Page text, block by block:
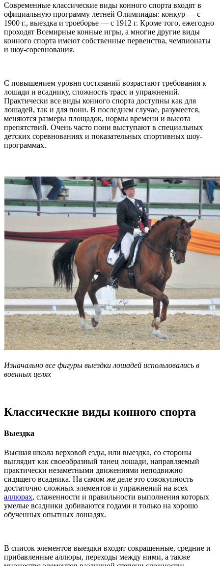
Современные классические виды конного спорта входят в
официальную программу летней Олимпиады: конкур — с
1900 г., выездка и троеборье — с 1912 г. Кроме того, ежегодно
проходят Всемирные конные игры, а многие другие виды
конного спорта имеют собственные первенства, чемпионаты
и шоу-соревнования.
С повышением уровня состязаний возрастают требования к
лошади и всаднику, сложность трасс и упражнений.
Практически все виды конного спорта доступны как для
лошадей, так и для пони. В последнем случае, разумеется,
меняются размеры площадок, нормы времени и высота
препятствий. Очень часто пони выступают в специальных
детских соревнованиях и показательных спортивных шоу-
программах.
Изначально все фигуры выездки лошадей использовались в
военных целях
Классические виды конного спорта
Выездка
Высшая школа верховой езды, или выездка, со стороны
выглядит как своеобразный танец лошади, направляемый
практически незаметными движениями неподвижно
сидящего всадника. На самом же деле это совокупность
достаточно сложных элементов и упражнений на всех
аллюрах, слаженности и правильности выполнения которых
умелые всадники добиваются годами и только на хорошо
обученных опытных лошадях.
В список элементов выездки входят сокращенные, средние и
прибавленные аллюры, переходы между ними, а также